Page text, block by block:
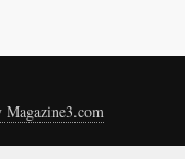
Magazine3.com